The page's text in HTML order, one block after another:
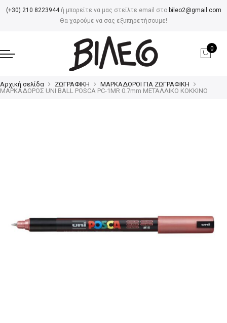
(+30) 210 8223944ή μπορείτε να μας στείλτε email στο bileo2@gmail.com
Θα χαρούμε να σας εξυπηρετήσουμε!
0
Αρχική σελίδα ΖΩΓΡΑΦΙΚΗ
ΜΑΡΚΑΔΟΡΟΙ ΓΙΑ ΖΩΓΡΑΦΙΚΗ
ΜΑΡΚΑΔΟΡΟΣ UNI BALL POSCA PC-1MR 0.7mm ΜΕΤΑΛΛΙΚΟ ΚΟΚΚΙΝΟ